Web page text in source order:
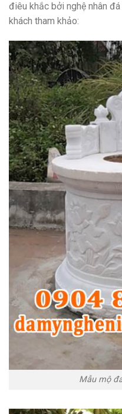
điêu khắc bởi nghệ nhân
khách tham khảo:
Mẫu mộ